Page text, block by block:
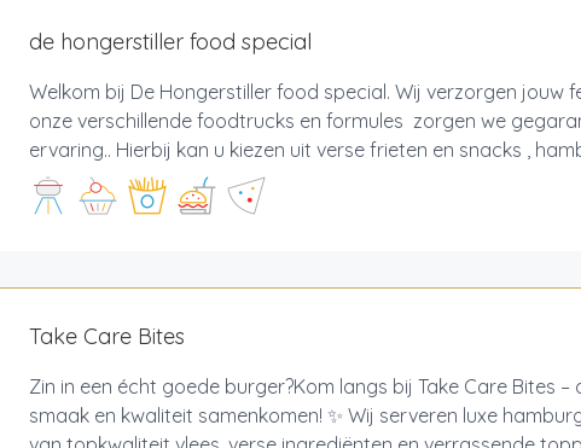
de hongerstiller food special
Welkom bij De Hongerstiller food special. Wij verzorgen jouw
onze verschillende foodtrucks en formules zorgen we
ervaring.. Hierbij kan u kiezen uit verse frieten en snacks ,
Take Care Bites
Zin in een écht goede burger?Kom langs bij Take Care Bites
smaak en kwaliteit samenkomen! ✨ Wij serveren luxe